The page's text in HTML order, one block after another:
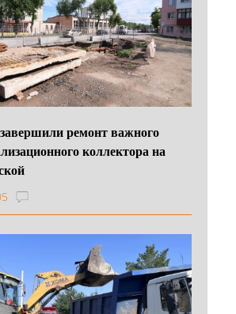
ремонт важного
коллектора на